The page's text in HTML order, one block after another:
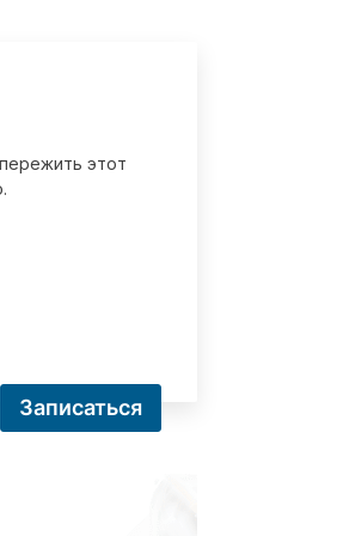
этот
Записаться